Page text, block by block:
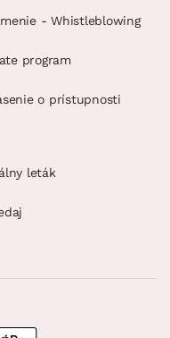
- Whistleblowing
program
o prístupnosti
leták